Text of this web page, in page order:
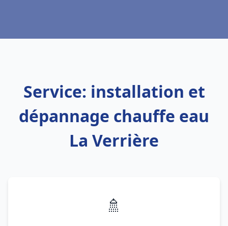
Service: installation et
dépannage chauffe eau
La Verrière
🚿